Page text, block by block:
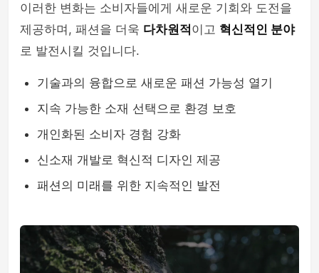
이러한 변화는 소비자들에게 새로운 기회와 도전을
제공하며, 패션을 더욱 다차원적이고 혁신적인 분야
로 발전시킬 것입니다.
기술과의 융합으로 새로운 패션 가능성 열기
지속 가능한 소재 선택으로 환경 보호
개인화된 소비자 경험 강화
신소재 개발로 혁신적 디자인 제공
패션의 미래를 위한 지속적인 발전